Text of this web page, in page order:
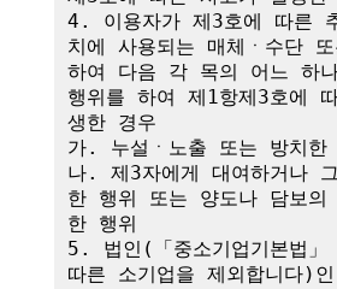
4. 이용자가 제3호에 따른
치에 사용되는 매체ㆍ수단
하여 다음 각 목의 어느 하
행위를 하여 제1항제3호에
생한 경우
가. 누설ㆍ노출 또는 방치한
나. 제3자에게 대여하거나
한 행위 또는 양도나 담보의
한 행위
5. 법인(「중소기업기본법」
따른 소기업을 제외합니다)